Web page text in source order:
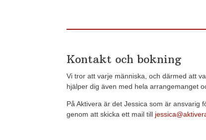
Kontakt och bokning
Vi tror att varje människa, och därmed att
hjälper dig även med hela arrangemanget
På Aktivera är det Jessica som är
genom att skicka ett mail till